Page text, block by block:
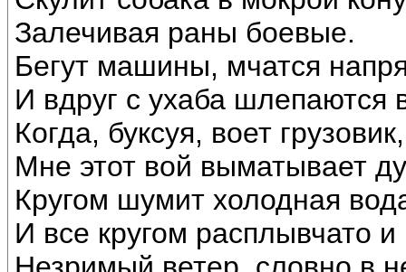
Залечивая раны боевые.
Бегут машины, мчатся
И вдруг с ухаба шлепаются
Когда, буксуя, воет грузовик,
Мне этот вой выматывает
Кругом шумит холодная
И все кругом расплывчато и